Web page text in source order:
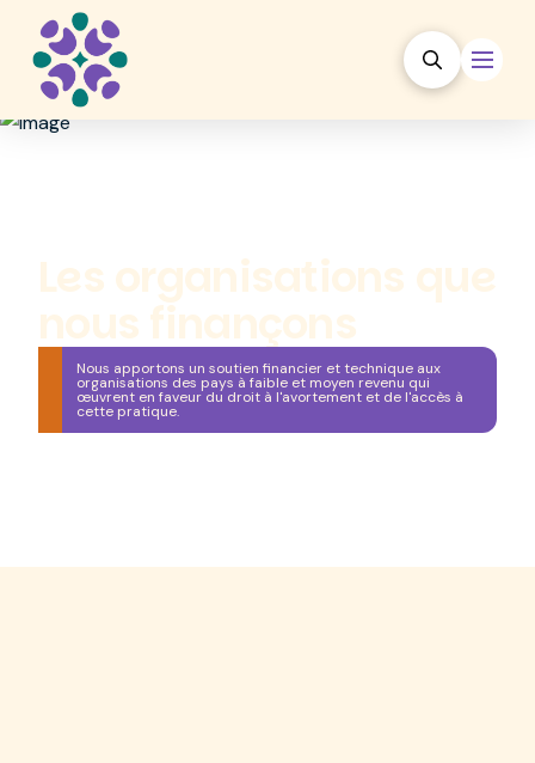
Les organisations que
nous finançons
Nous apportons un soutien financier et technique aux
organisations des pays à faible et moyen revenu qui
œuvrent en faveur du droit à l'avortement et de l'accès à
cette pratique.